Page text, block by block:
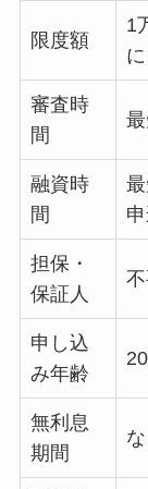
限度額
1
審査時
間
融資時
間
担保・
保証人
申し込
み年齢
無利息
期間